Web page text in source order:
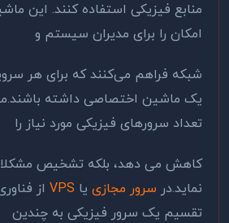
منابع فیزیکی استفاده کنند. این
امکان را برای مدیران سیستم و
شبکه فراهم می‌کنند که برای هر
یک ماشین اختصاصی داشته
تعداد سرورهای فیزیکی مورد نیاز را
کاهش می دهد، بلکه تشخیص
نماید.در سرور مجازی یا VPS از
تقسیم یک سرور فیزیکی به چندین